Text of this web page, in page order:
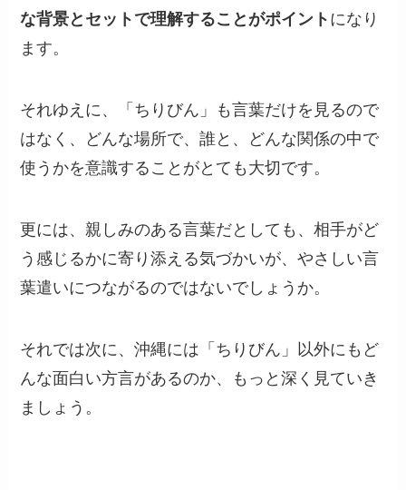
な背景とセットで理解することがポイント になり
ます。
それゆえに、「ちりびん」も言葉だけを見るので
はなく、どんな場所で、誰と、どんな関係の中で
使うかを意識することがとても大切です。
更には、親しみのある言葉だとしても、相手がど
う感じるかに寄り添える気づかいが、やさしい言
葉遣いにつながるのではないでしょうか。
それでは次に、沖縄には「ちりびん」以外にもど
んな面白い方言があるのか、もっと深く見ていき
ましょう。